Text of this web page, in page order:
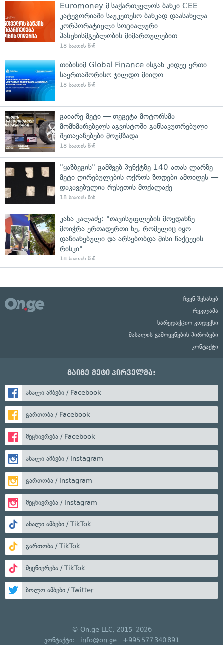
Euromoney-მ საქართველოს ბანკი CEE
კატეგორიაში საუკეთესო ბანკად დაასახელა
კორპორატიული სოციალური
პასუხისმგებლობის მიმართულებით
18 საათის წინ
თიბისიმ Global Finance-ისგან კიდევ ერთი
საერთაშორისო ჯილდო მიიღო
18 საათის წინ
გაიარე მეტი — თეგეტა მოტორსმა
მომხმარებელს აგვისტოში განსაკუთრებული
შეთავაზებები მოუმზადა
18 საათის წინ
"ყაზბეგის" გამშვებ პუნქტზე 140 ათას ლარზე
მეტი ღირებულების ოქროს ზოდები ამოიღეს —
დაკავებულია რუსეთის მოქალაქე
18 საათის წინ
კახა კალაძე: "თავისუფლების მოედანზე
მოიჭრა ერთადერთი ხე, რომელიც იყო
დაზიანებული და არსებობდა მისი წაქცევის
რისკი"
18 საათის წინ
ჩვენ შესახებ
რეკლამა
სარედაქციო კოდექსი
მასალის გამოყენების პირობები
კონტაქტი
გაიგე მეტი პირველმა:
ახალი ამბები / Facebook
გართობა / Facebook
მეცნიერება / Facebook
ახალი ამბები / Instagram
გართობა / Instagram
მეცნიერება / Instagram
ახალი ამბები / TikTok
გართობა / TikTok
მეცნიერება / TikTok
ბოლო ამბები / Twitter
© On.ge LLC, 2015–2026
კონტაქტი: info@on.ge +995 577 340 891